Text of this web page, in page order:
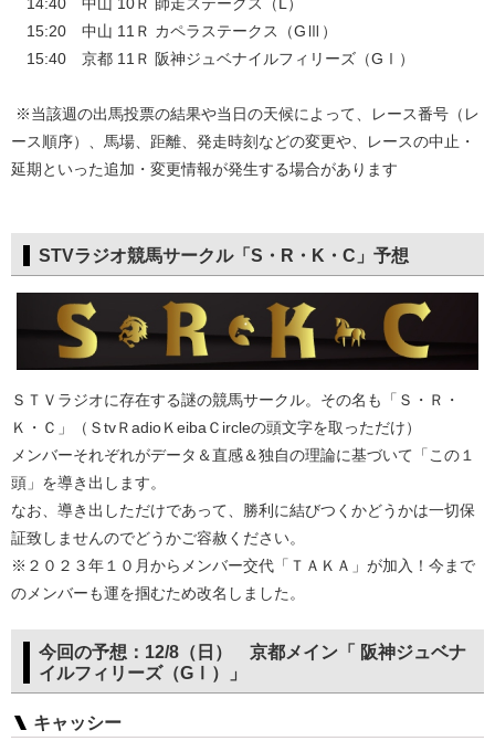
14:40 中山 10Ｒ 師走ステークス（L）
15:20 中山 11Ｒ カペラステークス（GⅢ）
15:40 京都 11Ｒ 阪神ジュベナイルフィリーズ（GⅠ）
※当該週の出馬投票の結果や当日の天候によって、レース番号（レ
ース順序）、馬場、距離、発走時刻などの変更や、レースの中止・
延期といった追加・変更情報が発生する場合があります
STVラジオ競馬サークル「S・R・K・C」予想
ＳＴＶラジオに存在する謎の競馬サークル。その名も「Ｓ・Ｒ・
Ｋ・Ｃ」（ＳtvＲadioＫeibaＣircleの頭文字を取っただけ）
メンバーそれぞれがデータ＆直感＆独自の理論に基づいて「この１
頭」を導き出します。
なお、導き出しただけであって、勝利に結びつくかどうかは一切保
証致しませんのでどうかご容赦ください。
※２０２３年１０月からメンバー交代「ＴＡＫＡ」が加入！今まで
のメンバーも運を掴むため改名しました。​
今回の予想：12/8（日） 京都メイン「 阪神ジュベナ
イルフィリーズ（GⅠ）」
キャッシー